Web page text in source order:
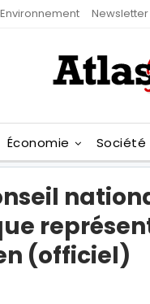
Environnement Newsletter
Économie Société
(officiel)